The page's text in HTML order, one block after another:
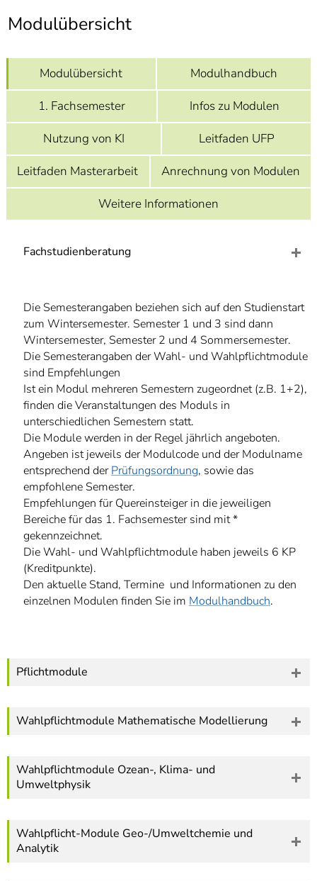
Informationen zur
Modulübersicht
Modulübersicht
Modulhandbuch
1. Fachsemester
Infos zu Modulen
Nutzung von KI
Leitfaden UFP
Leitfaden Masterarbeit
Anrechnung von Modulen
Weitere Informationen
Fachstudienberatung
Die Semesterangaben beziehen sich auf den Studienstart
zum Wintersemester. Semester 1 und 3 sind dann
Wintersemester, Semester 2 und 4 Sommersemester.
Die Semesterangaben der Wahl- und Wahlpflichtmodule
sind Empfehlungen
Ist ein Modul mehreren Semestern zugeordnet (z.B. 1+2),
finden die Veranstaltungen des Moduls in
unterschiedlichen Semestern statt.
Die Module werden in der Regel jährlich angeboten.
Angeben ist jeweils der Modulcode und der Modulname
entsprechend derPrüfungsordnung, sowie das
empfohlene Semester.
Empfehlungen für Quereinsteiger in die jeweiligen
Bereiche für das 1. Fachsemester sind mit *
gekennzeichnet.
Die Wahl- und Wahlpflichtmodule haben jeweils 6 KP
(Kreditpunkte).
Den aktuelle Stand, Termine und Informationen zu den
einzelnen Modulen finden Sie im Modulhandbuch.
Pflichtmodule
Wahlpflichtmodule Mathematische Modellierung
Wahlpflichtmodule Ozean-, Klima- und
Umweltphysik
Wahlpflicht-Module Geo-/Umweltchemie und
Analytik